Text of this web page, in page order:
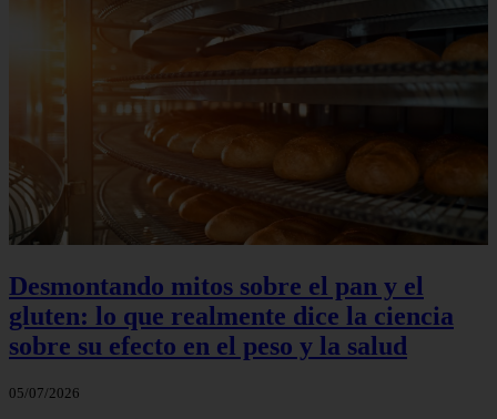
Desmontando mitos sobre el pan y el
gluten: lo que realmente dice la ciencia
sobre su efecto en el peso y la salud
05/07/2026